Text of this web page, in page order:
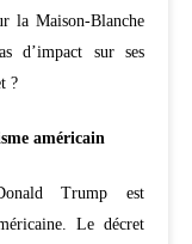
la Maison-Blanche
d’impact sur ses
?
américain
Trump est
Le décret